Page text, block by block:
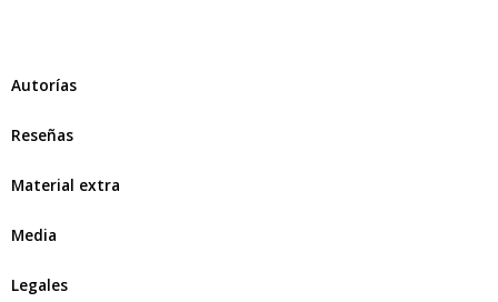
Autorías
Reseñas
Material extra
Media
Legales